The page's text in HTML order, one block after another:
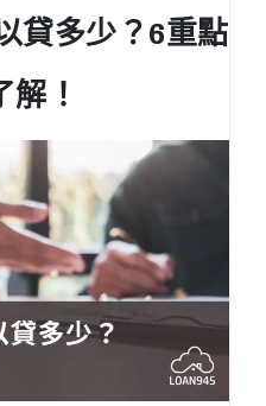
貸多少？6重點
！